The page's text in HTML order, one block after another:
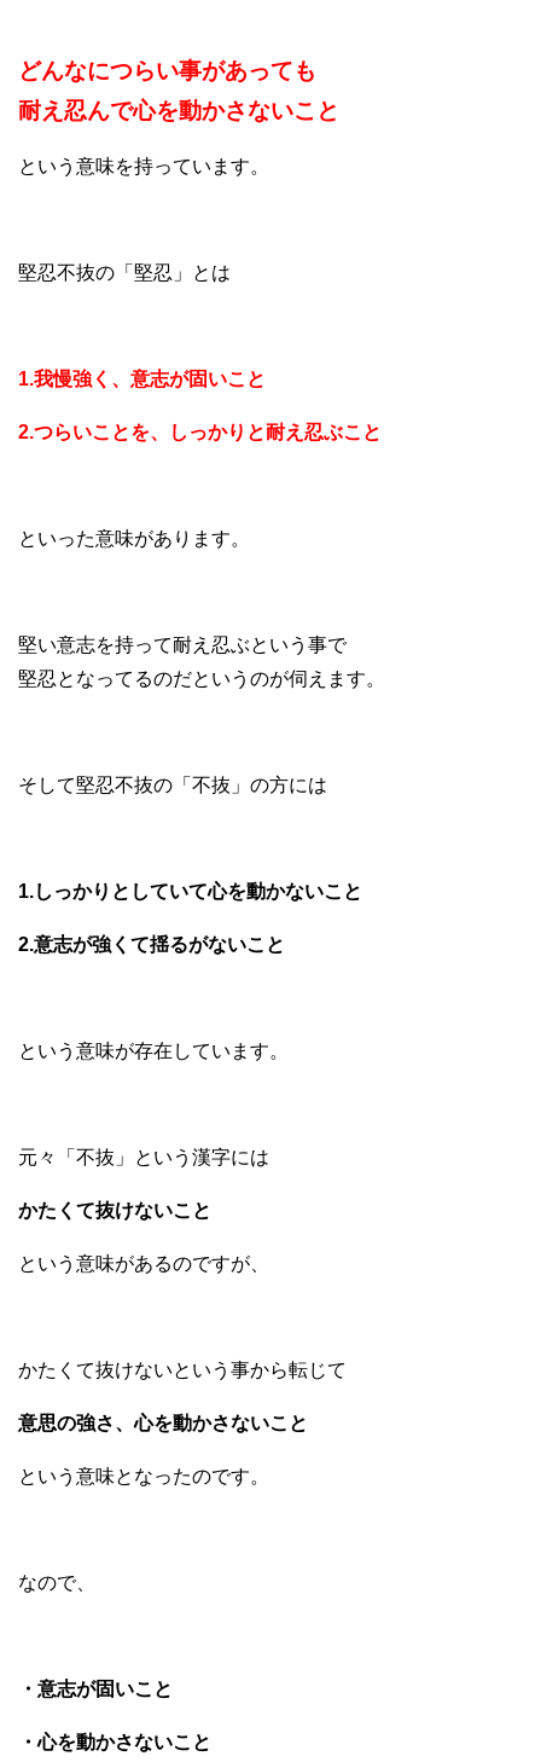
どんなにつらい事があっても
耐え忍んで心を動かさないこと
という意味を持っています。
堅忍不抜の「堅忍」とは
1.我慢強く、意志が固いこと
2.つらいことを、しっかりと耐え忍ぶこと
といった意味があります。
堅い意志を持って耐え忍ぶという事で
堅忍となってるのだというのが伺えます。
そして堅忍不抜の「不抜」の方には
1.しっかりとしていて心を動かないこと
2.意志が強くて揺るがないこと
という意味が存在しています。
元々「不抜」という漢字には
かたくて抜けないこと
という意味があるのですが、
かたくて抜けないという事から転じて
意思の強さ、心を動かさないこと
という意味となったのです。
なので、
・意志が固いこと
・心を動かさないこと